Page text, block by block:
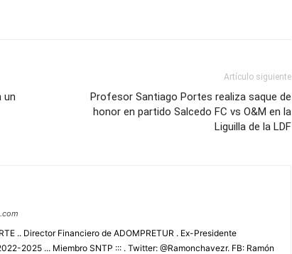
un
Artículo siguiente
Profesor Santiago Portes realiza saque de
honor en partido Salcedo FC vs O&M en la
Liguilla de la LDF
.. Director Financiero de ADOMPRETUR . Ex-Presidente
2025 ... Miembro SNTP ::: . Twitter: @Ramonchavezr. FB: Ramón